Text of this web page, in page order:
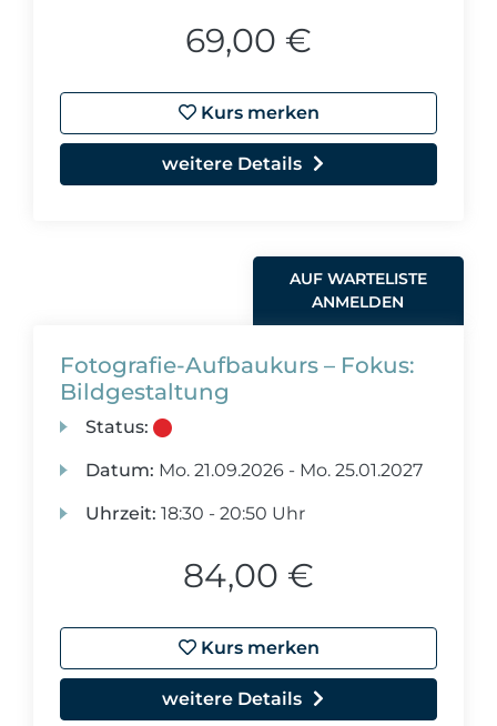
69,00 €
Kurs merken
weitere Details
AUF WARTELISTE
ANMELDEN
Fotografie-Aufbaukurs – Fokus:
Bildgestaltung
Status:
Datum: Mo. 21.09.2026 - Mo. 25.01.2027
Uhrzeit: 18:30 - 20:50 Uhr
84,00 €
Kurs merken
weitere Details